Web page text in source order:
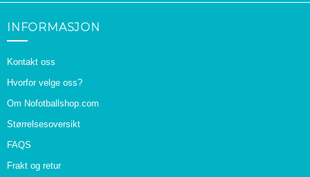
INFORMASJON
Kontakt oss
Hvorfor velge oss?
Om Nofotballshop.com
Størrelsesoversikt
FAQS
Frakt og retur